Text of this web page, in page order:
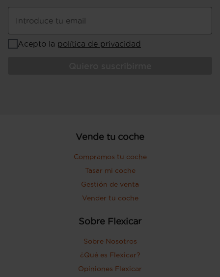
Introduce tu email
Acepto la política de privacidad
Vende tu coche
Compramos tu coche
Tasar mi coche
Gestión de venta
Vender tu coche
Sobre Flexicar
Sobre Nosotros
¿Qué es Flexicar?
Opiniones Flexicar